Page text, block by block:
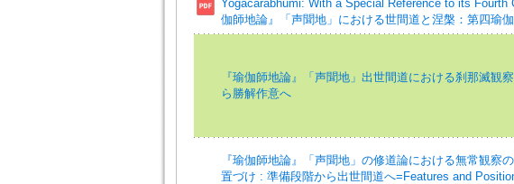
Yogācārabhūmi: With a Special Reference to its Fourth
伽師地論』「声聞地」における世間道と涅槃：第四瑜
『瑜伽師地論』「声聞地」出世間道における刹那滅観
ら勝解作意へ
『瑜伽師地論』「声聞地」の修道論における無常観察
置づけ : 準備段階から出世間道へ=Features and